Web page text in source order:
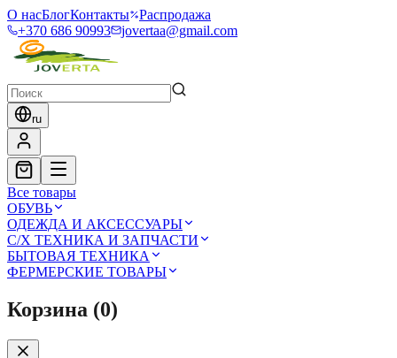
О насБлогКонтакты
Распродажа
+370 686 90993
jovertaa@gmail.com
ru
Все товары
ОБУВЬ
ОДЕЖДА И АКСЕССУАРЫ
С/Х ТЕХНИКА И ЗАПЧАСТИ
БЫТОВАЯ ТЕХНИКА
ФЕРМЕРСКИЕ ТОВАРЫ
Корзина (0)